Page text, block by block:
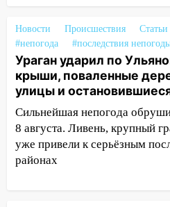
проспекте Филатова в
13:12
Дерево
Новгородской в
на электрощит
13:10
В Заволжском
упало во дворе
13:08 Ураган ударил
сорванные крыши,
затопленные улицы и
Новости Происшествия
Статьи
#непогода
#последствия
Ураган ударил по
крыши, поваленные
улицы и
Сильнейшая непогода
8 августа. Ливень, крупный
уже привели к серьёзным
районах